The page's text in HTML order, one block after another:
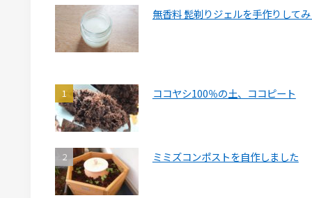
無香料 髭剃りジェルを手作りして
ココヤシ100％の土、ココピート
ミミズコンポストを自作しました